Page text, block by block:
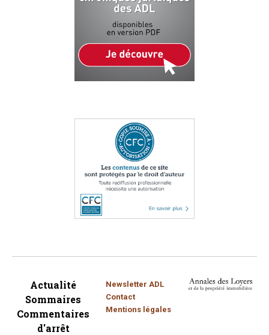
Actualité
Sommaires
Commentaires
d'arrêt
Newsletter ADL
Contact
Mentions légales